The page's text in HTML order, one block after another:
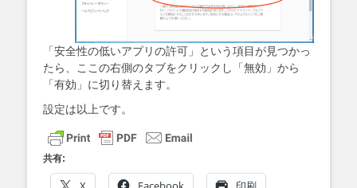
「安全性の低いアプリの許可」という項目が見つかっ
たら、ここの右側のタブをクリックし「無効」から
「有効」に切り替えます。
設定は以上です。
共有: